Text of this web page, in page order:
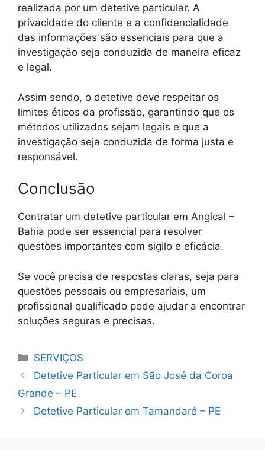
realizada por um detetive particular. A
privacidade do cliente e a confidencialidade
das informações são essenciais para que a
investigação seja conduzida de maneira eficaz
e legal.
Assim sendo, o detetive deve respeitar os
limites éticos da profissão, garantindo que os
métodos utilizados sejam legais e que a
investigação seja conduzida de forma justa e
responsável.
Conclusão
Contratar um detetive particular em Angical –
Bahia pode ser essencial para resolver
questões importantes com sigilo e eficácia.
Se você precisa de respostas claras, seja para
questões pessoais ou empresariais, um
profissional qualificado pode ajudar a encontrar
soluções seguras e precisas.
Categorias
SERVIÇOS
Detetive Particular em São José da Coroa
Grande – PE
Detetive Particular em Tamandaré – PE